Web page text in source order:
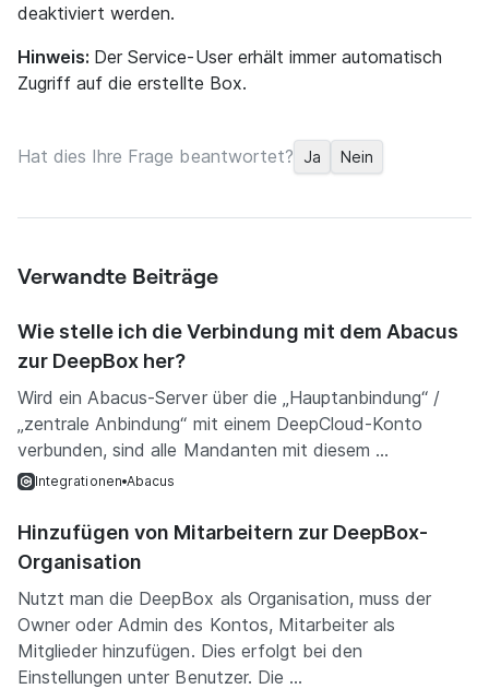
deaktiviert werden.
Hinweis: Der Service-User erhält immer automatisch
Zugriff auf die erstellte Box.
Hat dies Ihre Frage beantwortet? Ja Nein
Verwandte Beiträge
Wie stelle ich die Verbindung mit dem Abacus
zur DeepBox her?
Wird ein Abacus-Server über die „Hauptanbindung“ /
„zentrale Anbindung“ mit einem DeepCloud-Konto
verbunden, sind alle Mandanten mit diesem ...
Integrationen Abacus
Hinzufügen von Mitarbeitern zur DeepBox-
Organisation
Nutzt man die DeepBox als Organisation, muss der
Owner oder Admin des Kontos, Mitarbeiter als
Mitglieder hinzufügen. Dies erfolgt bei den
Einstellungen unter Benutzer. Die ...